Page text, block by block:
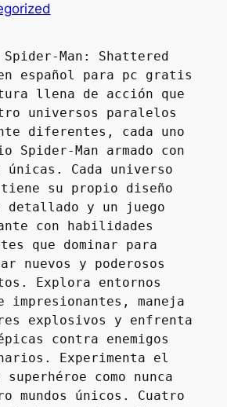
Spider-Man: Shattered
español para pc gratis
llena de acción que
universos paralelos
diferentes, cada uno
Spider-Man armado con
Cada universo
tiene su propio diseño
y un juego
con habilidades
que dominar para
nuevos y poderosos
Explora entornos
impresionantes, maneja
explosivos y enfrenta
contra enemigos
Experimenta el
como nunca
mundos únicos. Cuatro